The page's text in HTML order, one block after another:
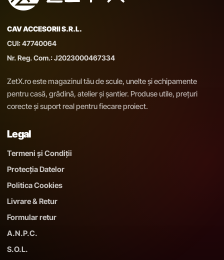
CAV ACCESORII S.R.L.
CUI: 47740064
Nr. Reg. Com.: J2023000467334
ZetX.ro este magazinul tău de scule, unelte și echipamente
pentru casă, grădină, atelier și șantier. Produse utile, prețuri
corecte și suport real pentru fiecare proiect.
Legal
Termeni și Condiții
Protecția Datelor
Politica Cookies
Livrare & Retur
Formular retur
A.N.P.C.
S.O.L.